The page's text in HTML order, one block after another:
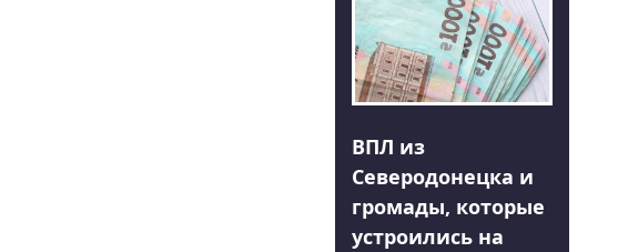
ВПЛ из
Северодонецка и
громады, которые
устроились на